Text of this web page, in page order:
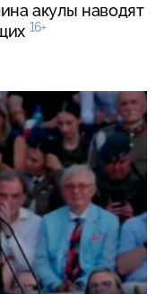
акулы наводят
16+